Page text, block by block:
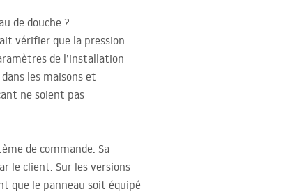
de douche ?
vérifier que la pression
de l’installation
les maisons et
ne soient pas
de commande. Sa
le client. Sur les versions
que le panneau soit équipé